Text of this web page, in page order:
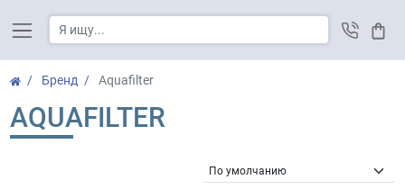
Бренд Aquafilter
AQUAFILTER